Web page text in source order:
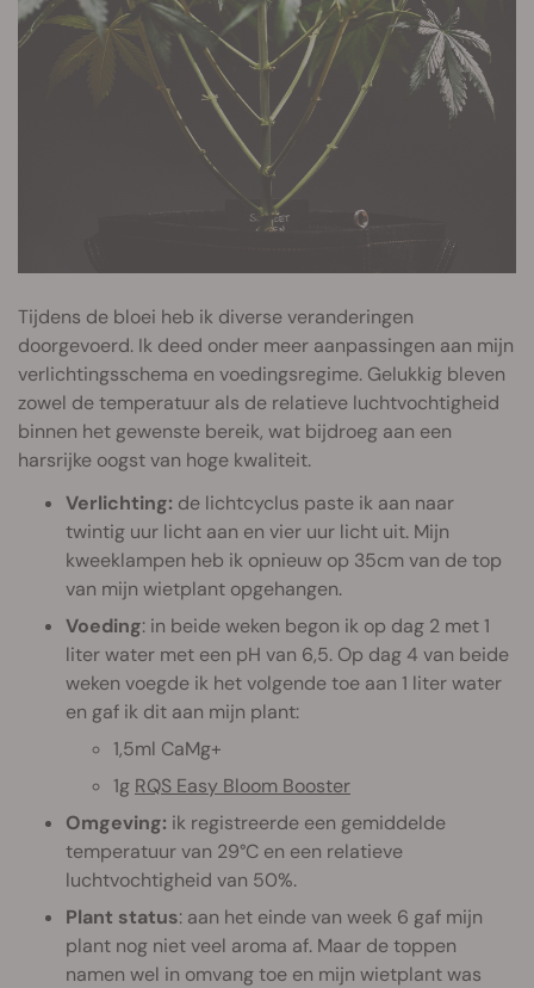
Tijdens de bloei heb ik diverse veranderingen
doorgevoerd. Ik deed onder meer aanpassingen aan mijn
verlichtingsschema en voedingsregime. Gelukkig bleven
zowel de temperatuur als de relatieve luchtvochtigheid
binnen het gewenste bereik, wat bijdroeg aan een
harsrijke oogst van hoge kwaliteit.
Verlichting: de lichtcyclus paste ik aan naar
twintig uur licht aan en vier uur licht uit. Mijn
kweeklampen heb ik opnieuw op 35cm van de top
van mijn wietplant opgehangen.
Voeding: in beide weken begon ik op dag 2 met 1
liter water met een pH van 6,5. Op dag 4 van beide
weken voegde ik het volgende toe aan 1 liter water
en gaf ik dit aan mijn plant:
1,5ml CaMg+
1g RQS Easy Bloom Booster
Omgeving: ik registreerde een gemiddelde
temperatuur van 29°C en een relatieve
luchtvochtigheid van 50%.
Plant status: aan het einde van week 6 gaf mijn
plant nog niet veel aroma af. Maar de toppen
namen wel in omvang toe en mijn wietplant was